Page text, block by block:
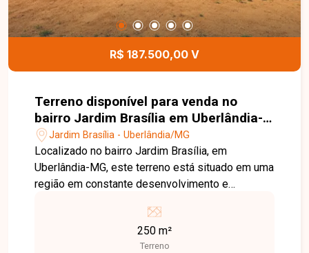
R$ 187.500,00 V
Terreno disponível para venda no
bairro Jardim Brasília em Uberlândia-
MGJardim Brasília - Uberlândia/MG
Localizado no bairro Jardim Brasília, em
Uberlândia-MG, este terreno está situado em uma
região em constante desenvolvimento e
da cidade e próximo a supermercados, escolas,
farmácias, comércios e diversos serviços,
proporcionando praticidade e excelente potencial
250 m²
Terreno